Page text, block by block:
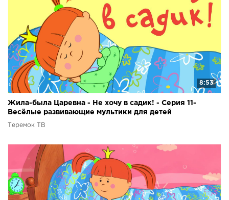
8:53
Жила-была Царевна - Не хочу в садик! - Серия 11-
Весёлые развивающие мультики для детей
Теремок ТВ